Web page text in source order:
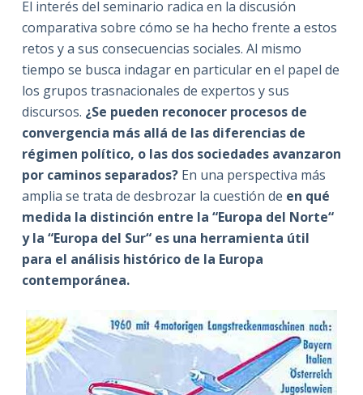
El interés del seminario radica en la discusión
comparativa sobre cómo se ha hecho frente a estos
retos y a sus consecuencias sociales. Al mismo
tiempo se busca indagar en particular en el papel de
los grupos trasnacionales de expertos y sus
discursos. ¿Se pueden reconocer procesos de
convergencia más allá de las diferencias de
régimen político, o las dos sociedades avanzaron
por caminos separados?En una perspectiva más
amplia se trata de desbrozar la cuestión de en qué
medida la distinción entre la “Europa del Norte“
y la “Europa del Sur“ es una herramienta útil
para el análisis histórico de la Europa
contemporánea.